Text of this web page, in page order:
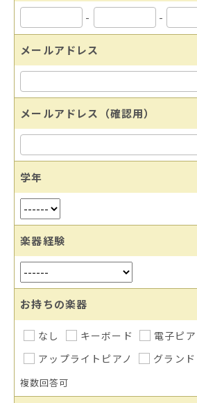
- -
メールアドレス
メールアドレス（確認用）
学年
楽器経験
お持ちの楽器
なし キーボード
電子ピア
アップライトピアノ
グランド
複数回答可